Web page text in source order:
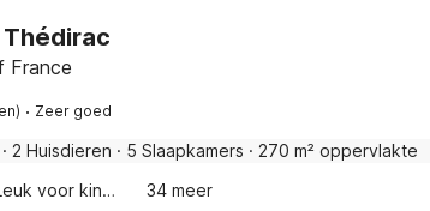
France
· Zeer goed
· 2 Huisdieren · 5 Slaapkamers · 270 m² oppervlakte
Leuk voor kinderen
34 meer